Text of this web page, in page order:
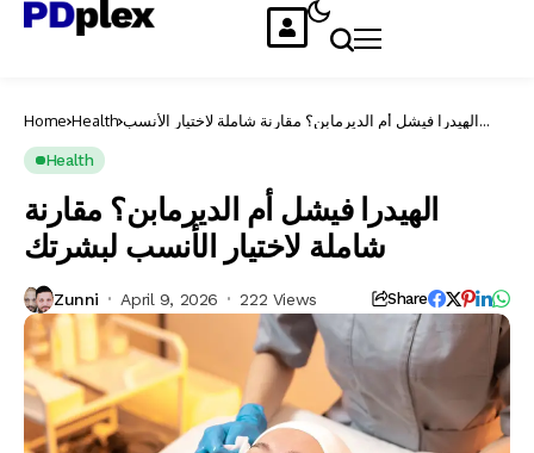
Home Health الهيدرا فيشل أم الديرمابن؟ مقارنة شاملة لاختيار الأنسب
Health
الهيدرا فيشل أم الديرمابن؟ مقارنة
شاملة لاختيار الأنسب لبشرتك
Zunni April 9, 2026 222 Views Share